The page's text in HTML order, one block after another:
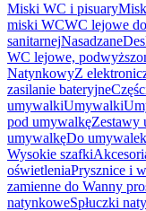
Miski WC i pisuary
miski WCWC lejowe do
sanitarnejNasadzane
WC lejowe,
NatynkowyZ
zasilanie bateryjne
umywalkiUmywalki
pod umywalkęZestawy
umywalkęDo
Wysokie szafki
oświetleniaPrysznice i
zamienne do Wanny
natynkoweSpłuczki